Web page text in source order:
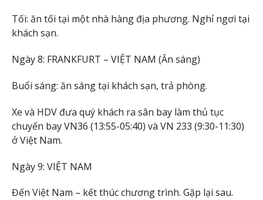
Tối: ăn tối tại một nhà hàng địa phương. Nghỉ ngơi tại
khách sạn.
Ngày 8: FRANKFURT – VIỆT NAM (Ăn sáng)
Buổi sáng: ăn sáng tại khách sạn, trả phòng.
Xe và HDV đưa quý khách ra sân bay làm thủ tục
chuyến bay VN36 (13:55-05:40) và VN 233 (9:30-11:30)
ở Việt Nam.
Ngày 9: VIỆT NAM
Đến Việt Nam – kết thúc chương trình. Gặp lại sau.